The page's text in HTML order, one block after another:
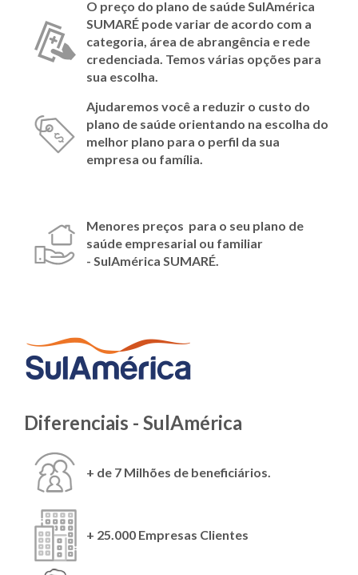
O preço do plano de saúde SulAmérica
SUMARÉ pode variar de acordo com a
categoria, área de abrangência e rede
credenciada. Temos várias opções para
sua escolha.
Ajudaremos você a reduzir o custo do
plano de saúde orientando na escolha do
melhor plano para o perfil da sua
empresa ou família.
Menores preços para o seu plano de
saúde empresarial ou familiar
- SulAmérica SUMARÉ.
Diferenciais - SulAmérica
+ de 7 Milhões de beneficiários.
+ 25.000 Empresas Clientes